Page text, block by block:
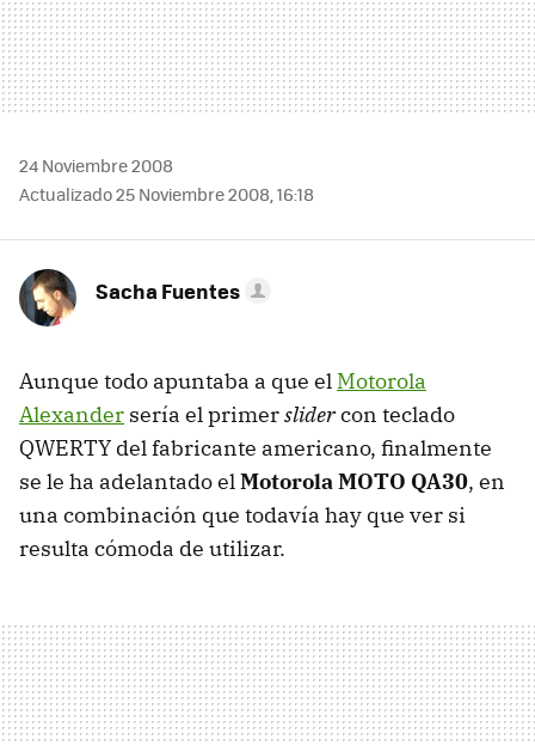
24 Noviembre 2008
Actualizado 25 Noviembre 2008, 16:18
Sacha Fuentes
Aunque todo apuntaba a que el Motorola
Alexander sería el primerslidercon teclado
QWERTY del fabricante americano, finalmente
se le ha adelantado elMotorolaMOTO QA30, en
una combinación que todavía hay que ver si
resulta cómoda de utilizar.